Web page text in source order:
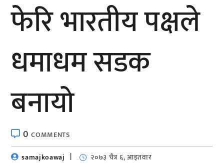
फेरि भारतीय पक्षले
धमाधम सडक
बनायो
0COMMENTS
samajkoawaj
२०७३ चैत्र ६, आइतवार